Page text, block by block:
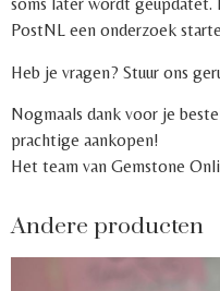
PostNL een onderzoek
Heb je vragen? Stuur ons
Nogmaals dank voor je
prachtige aankopen!
Het team van Gemstone
Andere producten